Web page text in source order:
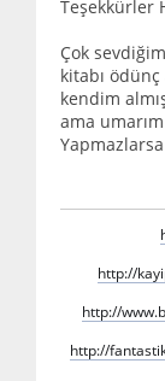
Teşekkürler
Çok
kitabı
kendim
ama
http://
http://
http://